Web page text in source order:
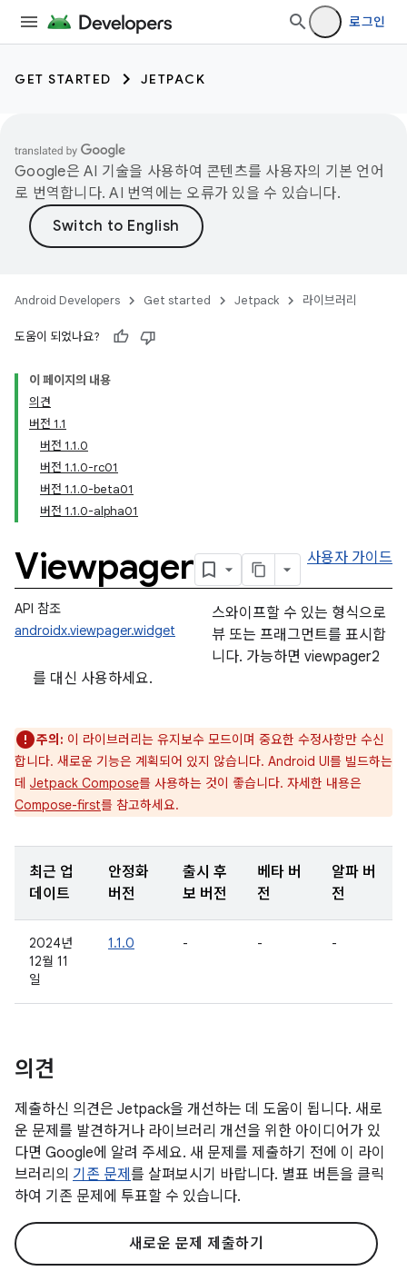
로그인
GET STARTED JETPACK
Google은 AI 기술을 사용하여 콘텐츠를 사용자의 기본 언어
로 번역합니다. AI 번역에는 오류가 있을 수 있습니다.
Android Developers Get started Jetpack 라이브러리
도움이 되었나요?
이 페이지의 내용
의견
버전 1.1
버전 1.1.0
버전 1.1.0-rc01
버전 1.1.0-beta01
버전 1.1.0-alpha01
Viewpager 사용자 가이드
API 참조
androidx.viewpager.widget
스와이프할 수 있는 형식으로
뷰 또는 프래그먼트를 표시합
니다. 가능하면 viewpager2
를 대신 사용하세요.
주의: 이 라이브러리는 유지보수 모드이며 중요한 수정사항만 수신
합니다. 새로운 기능은 계획되어 있지 않습니다. Android UI를 빌드하는
데 Jetpack Compose를 사용하는 것이 좋습니다. 자세한 내용은
Compose-first를 참고하세요.
최근 업
데이트
안정화
버전
출시 후
보 버전
베타 버
전
알파 버
전
2024년
12월 11
일
1.1.0 - - -
의견
제출하신 의견은 Jetpack을 개선하는 데 도움이 됩니다. 새로
운 문제를 발견하거나 라이브러리 개선을 위한 아이디어가 있
다면 Google에 알려 주세요. 새 문제를 제출하기 전에 이 라이
브러리의 기존 문제 를 살펴보시기 바랍니다. 별표 버튼을 클릭
하여 기존 문제에 투표할 수 있습니다.
새로운 문제 제출하기